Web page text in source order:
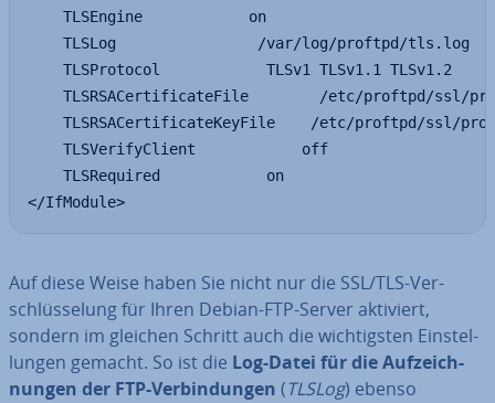
    TLSEngine            on
    TLSLog                /var/log/proftpd/tls.log
    TLSProtocol            TLSv1 TLSv1.1 TLSv1.2
TLSRSACertificateFile        /etc/proftpd/ssl/
TLSRSACertificateKeyFile    /etc/proftpd/ssl/
    TLSVerifyClient            off
    TLSRequired            on
</IfModule>
Auf diese Weise haben Sie nicht nur die SSL/TLS-Ver­
schlüs­se­lung für Ihren Debian-FTP-Server aktiviert,
sondern im gleichen Schritt auch die wich­tigs­ten Ein­stel­
lun­gen gemacht. So ist die Log-Datei für die Auf­zeich­
nun­gen der FTP-Ver­bin­dun­gen (TLSLog) ebenso